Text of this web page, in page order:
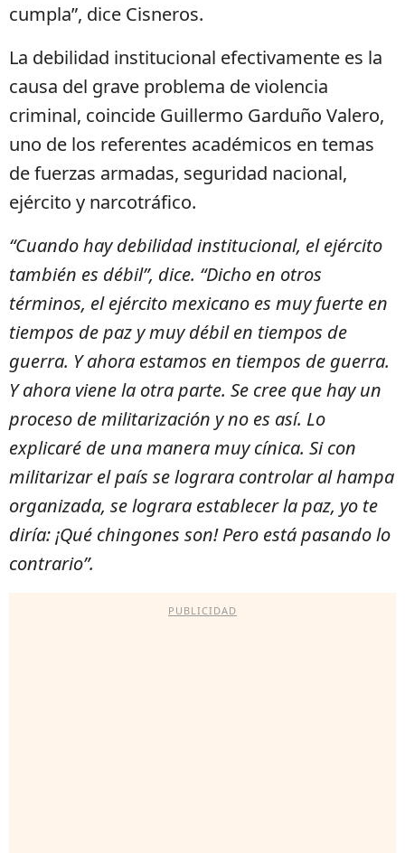
cumpla”, dice Cisneros.
La debilidad institucional efectivamente es la
causa del grave problema de violencia
criminal, coincide Guillermo Garduño Valero,
uno de los referentes académicos en temas
de fuerzas armadas, seguridad nacional,
ejército y narcotráfico.
“Cuando hay debilidad institucional, el ejército
también es débil”, dice. “Dicho en otros
términos, el ejército mexicano es muy fuerte en
tiempos de paz y muy débil en tiempos de
guerra. Y ahora estamos en tiempos de guerra.
Y ahora viene la otra parte. Se cree que hay un
proceso de militarización y no es así. Lo
explicaré de una manera muy cínica. Si con
militarizar el país se lograra controlar al hampa
organizada, se lograra establecer la paz, yo te
diría: ¡Qué chingones son! Pero está pasando lo
contrario”.
PUBLICIDAD